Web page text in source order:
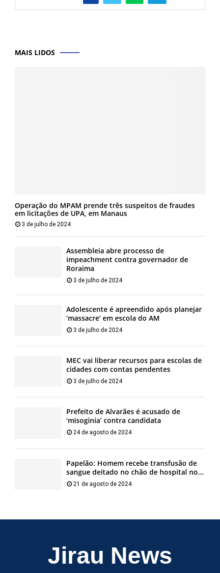
MAIS LIDOS
Operação do MPAM prende três suspeitos de fraudes
em licitações de UPA, em Manaus
3 de julho de 2024
Assembleia abre processo de
impeachment contra governador de
Roraima
3 de julho de 2024
Adolescente é apreendido após planejar
‘massacre’ em escola do AM
3 de julho de 2024
MEC vai liberar recursos para escolas de
cidades com contas pendentes
3 de julho de 2024
Prefeito de Alvarães é acusado de
‘misoginia’ contra candidata
24 de agosto de 2024
Papelão: Homem recebe transfusão de
sangue deitado no chão de hospital no...
21 de agosto de 2024
Jirau News